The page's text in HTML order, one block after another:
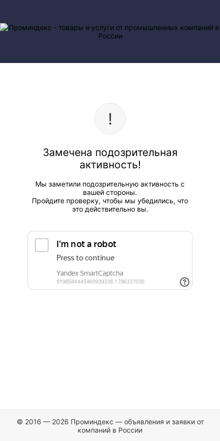
Замечена подозрительная
активность!
Мы заметили подозрительную активность с
вашей стороны.
Пройдите проверку, чтобы мы убедились, что
это действительно вы.
© 2016 — 2026 Проминдекс — объявления и заявки от
компаний в России